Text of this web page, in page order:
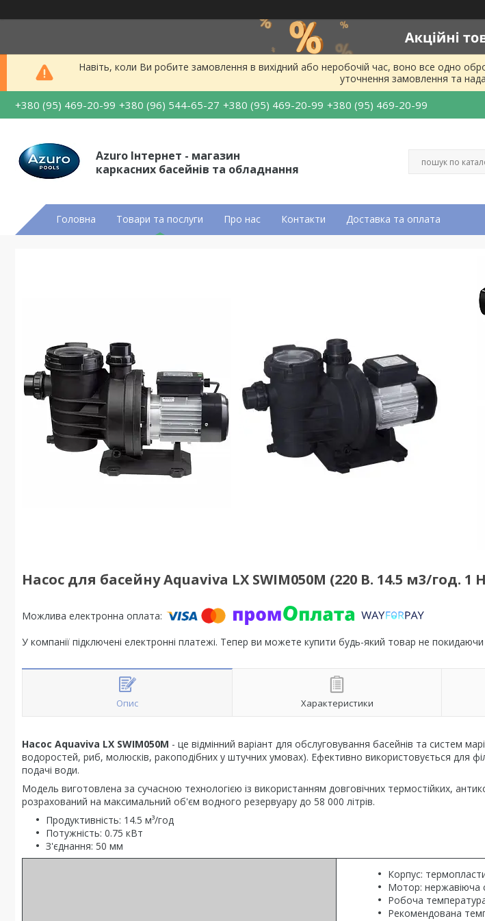
Навіть, коли Ви робите замовлення в вихідний або неробочій час, воно все одно
уточнення замовлення та
+380 (95) 469-20-99 +380 (96) 544-65-27 +380 (95) 469-20-99 +380 (95) 469-20-99
Azuro Інтернет - магазин
каркасних басейнів та обладнання
Головна Товари та послуги Про нас Контакти Доставка та оплата
Насос для басейну Aquaviva LX SWIM050M (220 В. 14.5 м3/год. 1
У компанії підключені електронні платежі. Тепер ви можете купити будь-який товар не покидаючи
Опис Характеристики
Насос Aquaviva LX SWIM050M - це відмінний варіант для обслуговування басейнів та систем
водоростей, риб, молюсків, ракоподібних у штучних умовах). Ефективно використовується для
подачі води.
Модель виготовлена за сучасною технологією із використанням довговічних термостійких,
розрахований на максимальний об'єм водного резервуару до 58 000 літрів.
Продуктивність: 14.5 м³/год
Потужність: 0.75 кВт
З'єднання: 50 мм
Корпус:
Мотор: нержавіюча
Робоча
Рекомендована